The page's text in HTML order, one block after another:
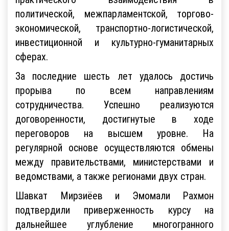
политической, межпарламентской, торгово-
экономической, транспортно-логистической,
инвестиционной и культурно-гуманитарных
сферах.
За последние шесть лет удалось достичь
прорыва по всем направлениям
сотрудничества. Успешно реализуются
договоренности, достигнутые в ходе
переговоров на высшем уровне. На
регулярной основе осуществляются обмены
между правительствами, министерствами и
ведомствами, а также регионами двух стран.
Шавкат Мирзиёев и Эмомали Рахмон
подтвердили приверженность курсу на
дальнейшее углубление многогранного